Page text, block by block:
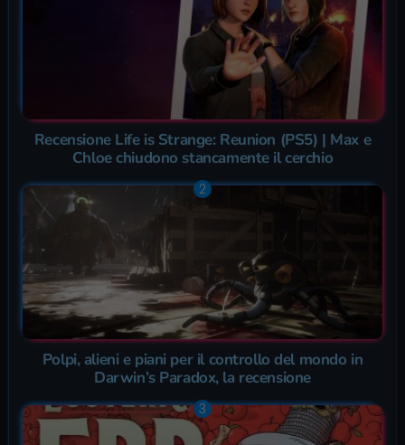
Recensione Life is Strange: Reunion (PS5) | Max e
Chloe chiudono stancamente il cerchio
Polpi, alieni e piani per il controllo del mondo in
Darwin’s Paradox, la recensione